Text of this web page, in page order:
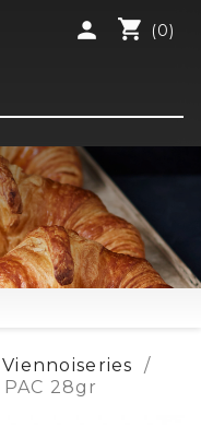
shopping_cart (0)
person
Viennoiseries
28gr